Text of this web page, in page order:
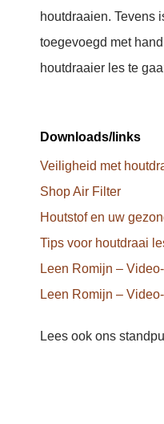
houtdraaien. Tevens
toegevoegd met
houtdraaier les te
Downloads/links
Veiligheid met
Shop Air Filter
Houtstof en uw
Tips voor houtdraai
Leen Romijn –
Leen Romijn –
Lees ook ons